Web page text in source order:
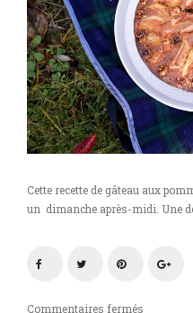
Cette recette de gâteau aux
un dimanche après-midi. Une
Commentaires fermés